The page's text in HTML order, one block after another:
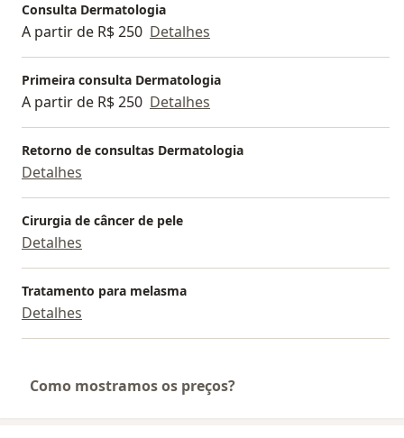
Consulta Dermatologia
A partir de R$ 250 Detalhes
Primeira consulta Dermatologia
A partir de R$ 250 Detalhes
Retorno de consultas Dermatologia
Detalhes
Cirurgia de câncer de pele
Detalhes
Tratamento para melasma
Detalhes
Como mostramos os preços?